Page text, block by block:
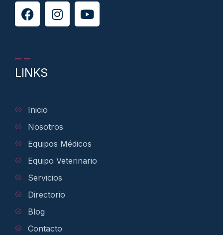
LINKS
Inicio
Nosotros
Equipos Médicos
Equipo Veterinario
Servicios
Directorio
Blog
Contacto